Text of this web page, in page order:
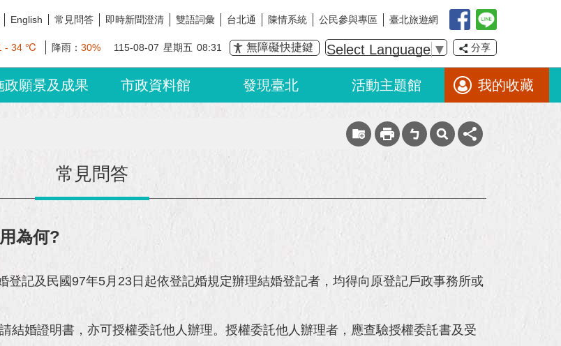
English 常見問答 即時新聞澄清 雙語詞彙 台北通 陳情系統 公民參與專區 臺北旅遊網
- 34 ℃ 降雨： 30% 115-08-07 星期五 08:31 無障礙快捷鍵 Select Language ▼ 分享
政願景及成果 市政資料館 發現臺北 活動主題館 我的收藏
常見問答
為何?
記及民國97年5月23日起依登記婚規定辦理結婚登記者，均得向原登記戶政事務所或
結婚證明書，亦可授權委託他人辦理。授權委託他人辦理者，應查驗授權委託書及受